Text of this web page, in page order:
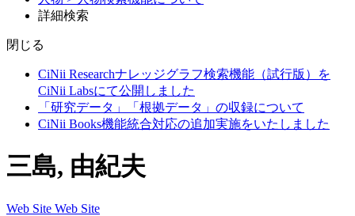
詳細検索
閉じる
CiNii Researchナレッジグラフ検索機能（試行版）を
CiNii Labsにて公開しました
「研究データ」「根拠データ」の収録について
CiNii Books機能統合対応の追加実施をいたしました
三島, 由紀夫
Web Site Web Site